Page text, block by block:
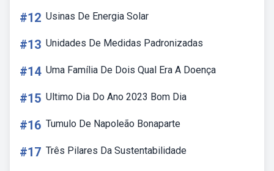
#12 Usinas De Energia Solar
#13 Unidades De Medidas Padronizadas
#14 Uma Família De Dois Qual Era A Doença
#15 Ultimo Dia Do Ano 2023 Bom Dia
#16 Tumulo De Napoleão Bonaparte
#17 Três Pilares Da Sustentabilidade